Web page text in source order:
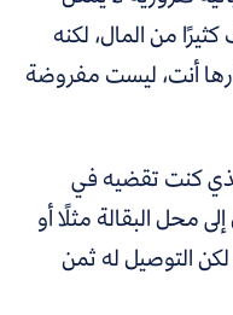
من المال، لكنه
أنت، ليست مفروضة
كنت تقضيه في
محل البقالة مثلًا أو
التوصيل له ثمن